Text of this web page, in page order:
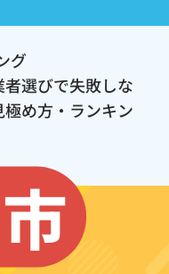
グ
選びで失敗しな
め方・ランキン